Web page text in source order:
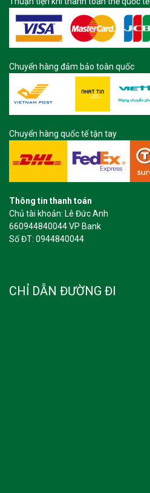
Chuyển hàng đảm bảo toàn quốc
Chuyển hàng quốc tế tận tay
Thông tin thanh toán
Chủ tài khoản: Lê Đức Anh
660944840044 VP Bank
Số ĐT: 0944840044
CHỈ DẪN ĐƯỜNG ĐI